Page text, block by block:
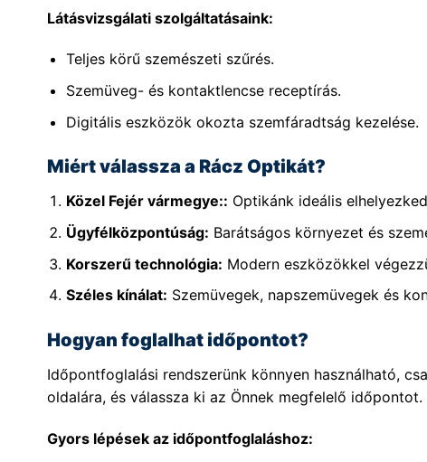
Látásvizsgálati szolgáltatásaink:
Teljes körű szemészeti szűrés.
Szemüveg- és kontaktlencse receptírás.
Digitális eszközök okozta szemfáradtság kezelése.
Miért válassza a Rácz Optikát?
Közel Fejér vármegye:: Optikánk ideális
Ügyfélközpontúság: Barátságos környezet és
Korszerű technológia: Modern eszközökkel
Széles kínálat: Szemüvegek, napszemüvegek és
Hogyan foglalhat időpontot?
Időpontfoglalási rendszerünk könnyen használható,
oldalára, és válassza ki az Önnek megfelelő időpontot.
Gyors lépések az időpontfoglaláshoz: